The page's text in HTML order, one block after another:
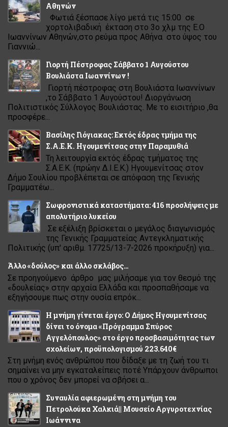
Αθηνών
Φωτιά ξέσπασε λίγο μετά τις 15:00 σε
χορτολιβαδική έκταση στο 3ο χλμ της Ε.Ο
Ιωαννίνων Αθηνών,στο ρεύμα προς Αθήνα στο ύψος του
Γιαννιώ...
Γιορτή Πέστροφας Σάββατο 1 Αυγούστου
Βουλιάστα Ιωαννίνων !
Γιορτή πέστροφας στη Βουλιάστα Ιωαννίνων
,το Σάββατο 1 Αυγούστου! Διοργάνωση
Πολιτιστικός Σύλλογος Βουλιάστας. Με το εισιτήριο ,θα
προσφέρε...
Βασίλης Γιόγιακας: Εκτός έδρας τμήμα της
Σ.Α.Ε.Κ. Ηγουμενίτσας στην Παραμυθιά
Τη λειτουργία εκτός έδρας τμήματος της
Σ.Α.Ε.Κ. (πρώην Δ.Ι.Ε.Κ.) Ηγουμενίτσας στον
Δήμο Σουλίου προβλέπεται σε απόφαση της Γενικής
Γραμματέω...
Σωφρονιστικά καταστήματα: 416 προσλήψεις με
απολυτήριο λυκείου
Σε εξέλιξη βρίσκεται ο μεγάλος διαγωνισμός
της Γενικής Γραμματείας Αντεγκληματικής
Πολιτικής (υπ' αριθμ. 17725/13-7-2026 προκήρυξη) για...
Άλλο «δούλος» και άλλο σκλάβος…
Σε προηγούμενο άρθρο μας μιλήσαμε για τον θεσμό της
«δουλείας» στην αρχαία Ελλάδα και προσπαθήσαμε να
εξηγήσουμε πως στην ουσία επρόκ...
Η μνήμη γίνεται έργο: Ο Δήμος Ηγουμενίτσας
δίνει το όνομα «Πρόγραμμα Σπύρος
Αγγελόπουλος» στο έργο προσβασιμότητας των
σχολείων, προϋπολογισμού 223.640€
Στη μνήμη ενός ανθρώπου που δίδαξε με τη ζωή του τι
σημαίνει να μην εγκαταλείπεις ποτέ Υπάρχουν άνθρωποι
που ο χρόνος δεν μπορεί να σβήσει α...
Συναυλία αφιερωμένη στη μνήμη του
Πετρολούκα Χαλκιά|| Μουσείο Αργυροτεχνίας
Ιωάννινα